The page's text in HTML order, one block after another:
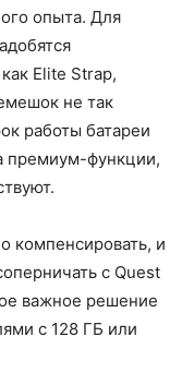
опыта. Для
Elite Strap,
не так
работы батареи
премиум-функции,
компенсировать, и
с Quest
важное решение
с 128 ГБ или